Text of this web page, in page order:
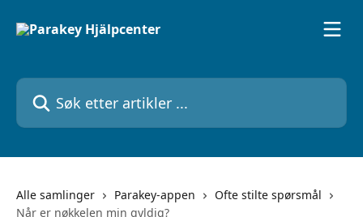
Søk etter artikler ...
Alle samlinger Parakey-appen
Ofte stilte spørsmål
Når er nøkkelen min gyldig?